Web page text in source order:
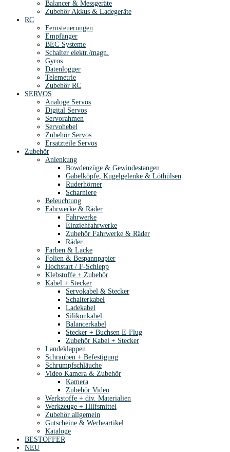
Balancer & Messgeräte
Zubehör Akkus & Ladegeräte
RC
Fernsteuerungen
Empfänger
BEC-Systeme
Schalter elektr./magn.
Gyros
Datenlogger
Telemetrie
Zubehör RC
SERVOS
Analoge Servos
Digital Servos
Servorahmen
Servohebel
Zubehör Servos
Ersatzteile Servos
Zubehör
Anlenkung
Bowdenzüge & Gewindestangen
Gabelköpfe, Kugelgelenke & Löthülsen
Ruderhörner
Scharniere
Beleuchtung
Fahrwerke & Räder
Fahrwerke
Einziehfahrwerke
Zubehör Fahrwerke & Räder
Räder
Farben & Lacke
Folien & Bespannpapier
Hochstart / F-Schlepp
Klebstoffe + Zubehör
Kabel + Stecker
Servokabel & Stecker
Schalterkabel
Ladekabel
Silikonkabel
Balancerkabel
Stecker + Buchsen E-Flug
Zubehör Kabel + Stecker
Landeklappen
Schrauben + Befestigung
Schrumpfschläuche
Video Kamera & Zubehör
Kamera
Zubehör Video
Werkstoffe + div. Materialien
Werkzeuge + Hilfsmittel
Zubehör allgemein
Gutscheine & Werbeartikel
Kataloge
BESTOFFER
NEU